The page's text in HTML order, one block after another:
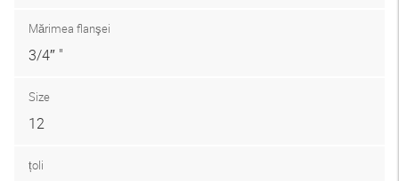
Mărimea flanşei
3/4″ "
Size
12
țoli